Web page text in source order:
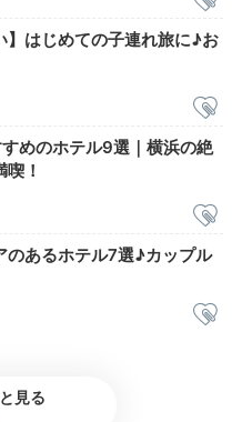
バーガーを味わえま
メージした内装も魅力
」は何度食べ
クタワー」や桜木
♪
+1
】はじめての子連れ旅に♪お
めのホテル9選｜横浜の絶
！
のあるホテル7選♪カップル
見る